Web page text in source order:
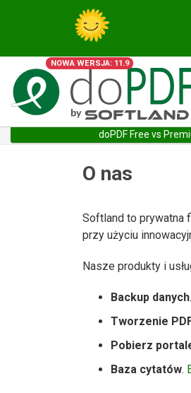
NOWA WERSJA: 11.9
doPDF Free vs
O nas
Softland to prywatna
przy użyciu
Nasze produkty i
Backup danych.
Tworzenie
Pobierz
Baza cytatów.